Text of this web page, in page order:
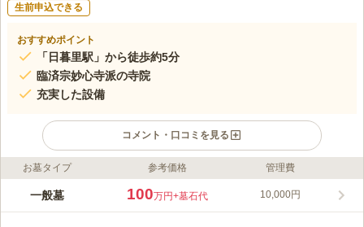
生前申込できる
おすすめポイント
「日暮里駅」から徒歩約5分
臨済宗妙心寺派の寺院
充実した設備
コメント・口コミを見る
ライフドット編集部のコメント
「日暮里駅」から徒歩5分、お参りに便利な立地にあります。近
お墓タイプ 参考価格 管理費
一般墓 100万円+墓石代 10,000円